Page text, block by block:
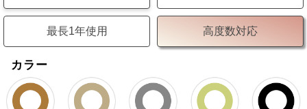
最長1年使用 高度数対応
カラー